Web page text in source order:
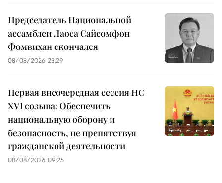
Председатель Национальной
ассамблеи Лаоса Сайсомфон
Фомвихан скончался
08/08/2026 23:29
Первая внеочередная сессия НС
XVI созыва: Обеспечить
национальную оборону и
безопасность, не препятствуя
гражданской деятельности
08/08/2026 09:25